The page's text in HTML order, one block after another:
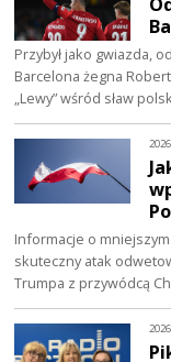
Przybył jako gwiazda,
Barcelona żegna
„Lewy” wśród sław
Informacje o
skuteczny atak
Trumpa z przywódcą